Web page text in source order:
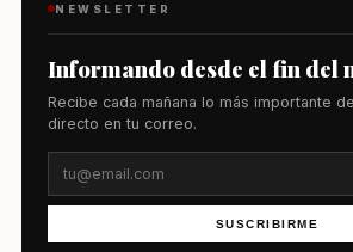
NEWSLETTER
Informando desde el fin del
Recibe cada mañana lo más importante
directo en tu correo.
SUSCRIBIRME